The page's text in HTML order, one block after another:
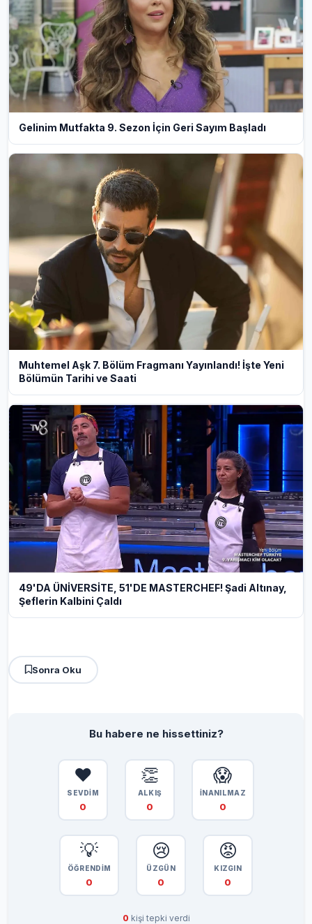
Gelinim Mutfakta 9. Sezon İçin Geri Sayım Başladı
Muhtemel Aşk 7. Bölüm Fragmanı Yayınlandı! İşte Yeni
Bölümün Tarihi ve Saati
49'DA ÜNİVERSİTE, 51'DE MASTERCHEF! Şadi Altınay,
Şeflerin Kalbini Çaldı
Sonra Oku
Bu habere ne hissettiniz?
❤️
SEVDİM
0
👏
ALKIŞ
0
😱
İNANILMAZ
0
💡
ÖĞRENDİM
0
😢
ÜZGÜN
0
😡
KIZGIN
0
0 kişi tepki verdi